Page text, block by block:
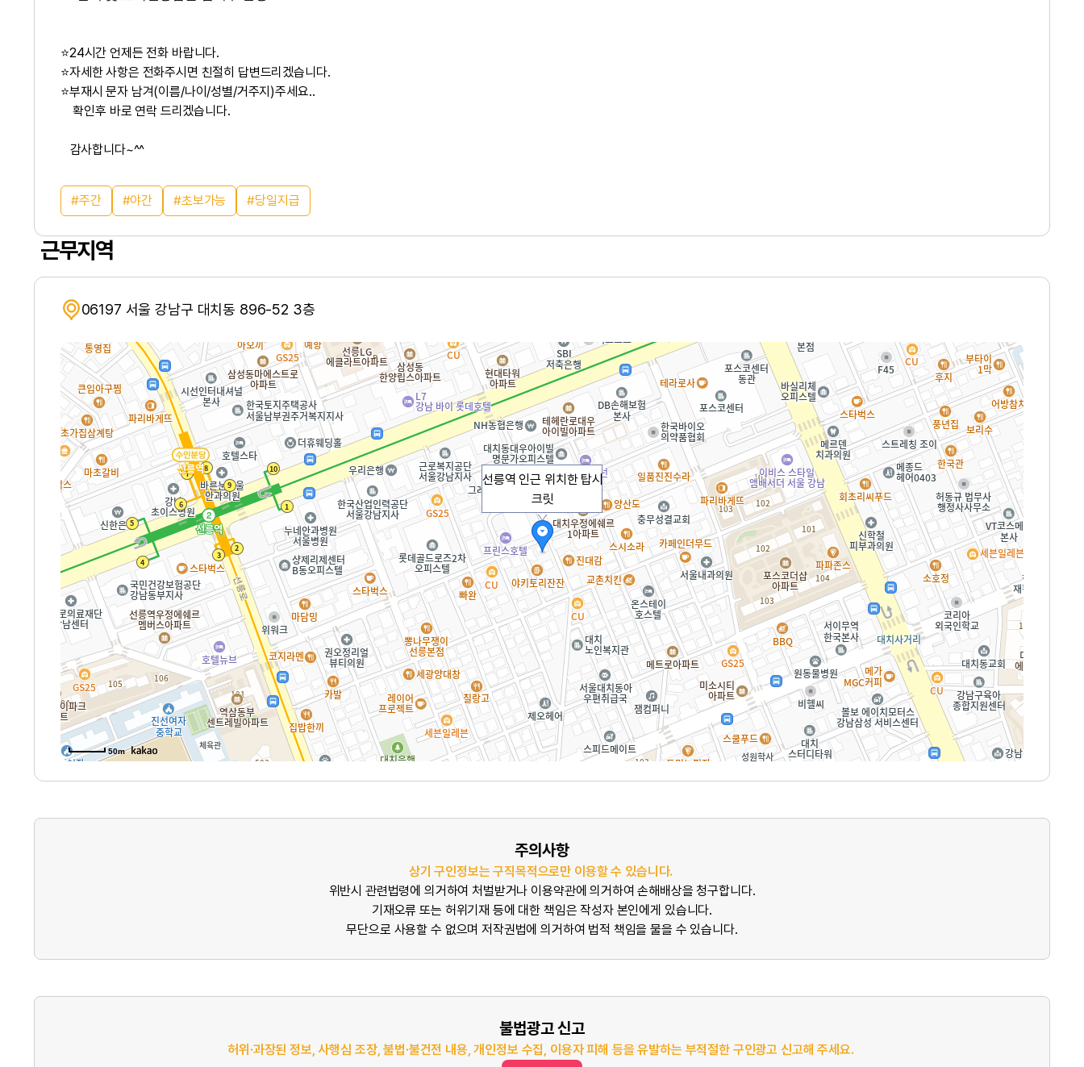
⭐24시간 언제든 전화 바랍니다.
⭐자세한 사항은 전화주시면 친절히 답변드리겠습니다.
⭐부재시 문자 남겨(이름/나이/성별/거주지)주세요..
확인후 바로 연락 드리겠습니다.
감사합니다~^^
주간 야간 초보가능 당일지급
근무지역
06197 서울 강남구 대치동 896-52 3층
선릉역 인근 위치한 탑시
크릿
50m
주의사항
상기 구인정보는 구직목적으로만 이용할 수 있습니다.
위반시 관련법령에 의거하여 처벌받거나 이용약관에 의거하여 손해배상을 청구합니다.
기재오류 또는 허위기재 등에 대한 책임은 작성자 본인에게 있습니다.
무단으로 사용할 수 없으며 저작권법에 의거하여 법적 책임을 물을 수 있습니다.
불법광고 신고
허위·과장된 정보, 사행심 조장, 불법·불건전 내용, 개인정보 수집, 이용자 피해 등을 유발하는 부적절한 구인광고 신고해 주세요.